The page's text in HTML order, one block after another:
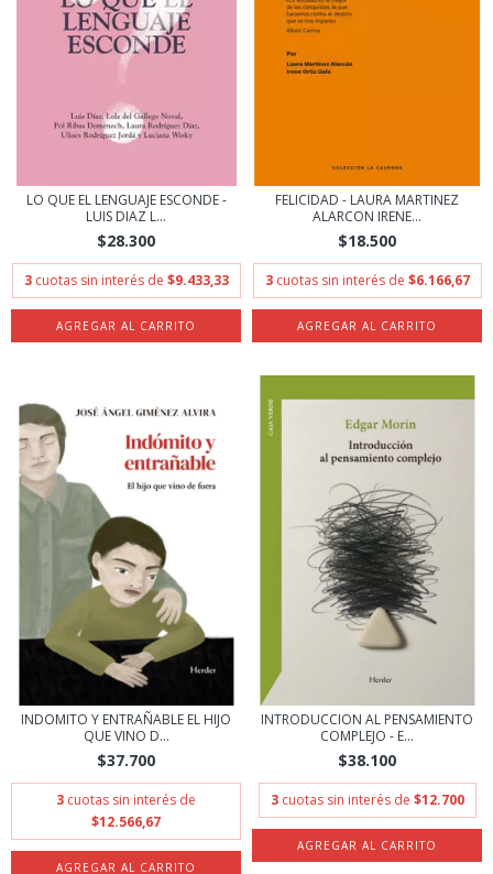
LO QUE EL LENGUAJE ESCONDE -
LUIS DIAZ L...
$28.300
3 cuotas sin interés de $9.433,33
FELICIDAD - LAURA MARTINEZ
ALARCON IRENE...
$18.500
3 cuotas sin interés de $6.166,67
INDOMITO Y ENTRAÑABLE EL HIJO
QUE VINO D...
$37.700
3 cuotas sin interés de
$12.566,67
INTRODUCCION AL PENSAMIENTO
COMPLEJO - E...
$38.100
3 cuotas sin interés de $12.700